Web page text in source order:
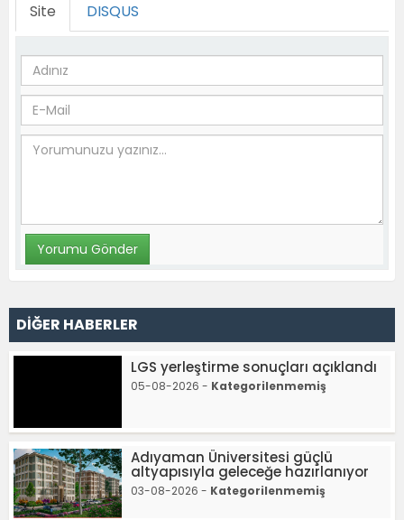
Site DISQUS
DİĞER HABERLER
LGS yerleştirme sonuçları açıklandı
05-08-2026 - Kategorilenmemiş
Adıyaman Üniversitesi güçlü
altyapısıyla geleceğe hazırlanıyor
03-08-2026 - Kategorilenmemiş